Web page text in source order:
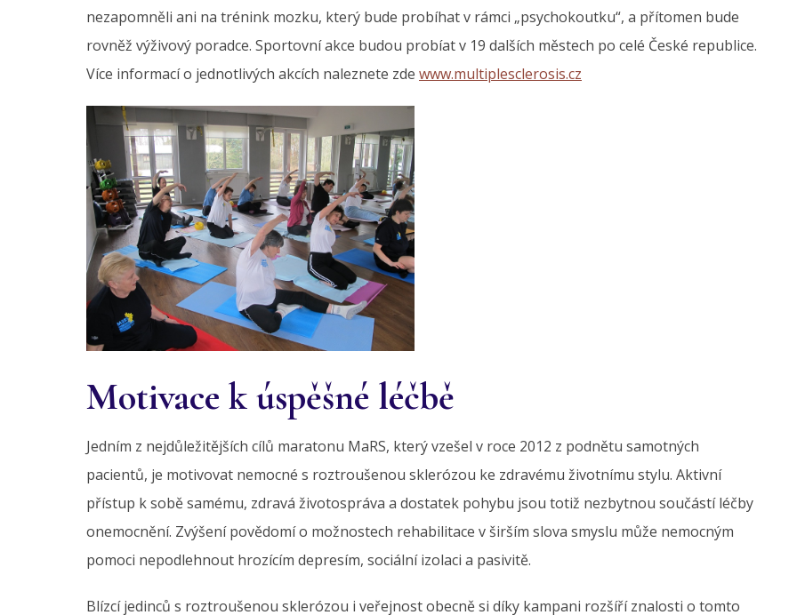
nezapomněli ani na trénink mozku, který bude probíhat v rámci „psychokoutku“, a přítomen bude
rovněž výživový poradce. Sportovní akce budou probíat v 19 dalších městech po celé České republice.
Více informací o jednotlivých akcích naleznete zde www.multiplesclerosis.cz
Motivace k úspěšné léčbě
Jedním z nejdůležitějších cílů maratonu MaRS, který vzešel v roce 2012 z podnětu samotných
pacientů, je motivovat nemocné s roztroušenou sklerózou ke zdravému životnímu stylu. Aktivní
přístup k sobě samému, zdravá životospráva a dostatek pohybu jsou totiž nezbytnou součástí léčby
onemocnění. Zvýšení povědomí o možnostech rehabilitace v širším slova smyslu může nemocným
pomoci nepodlehnout hrozícím depresím, sociální izolaci a pasivitě.
Blízcí jedinců s roztroušenou sklerózou i veřejnost obecně si díky kampani rozšíří znalosti o tomto